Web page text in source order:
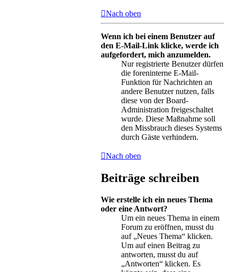
Nach oben
Wenn ich bei einem Benutzer auf
den E-Mail-Link klicke, werde ich
aufgefordert, mich anzumelden.
Nur registrierte Benutzer dürfen
die foreninterne E-Mail-
Funktion für Nachrichten an
andere Benutzer nutzen, falls
diese von der Board-
Administration freigeschaltet
wurde. Diese Maßnahme soll
den Missbrauch dieses Systems
durch Gäste verhindern.
Nach oben
Beiträge schreiben
Wie erstelle ich ein neues Thema
oder eine Antwort?
Um ein neues Thema in einem
Forum zu eröffnen, musst du
auf „Neues Thema“ klicken.
Um auf einen Beitrag zu
antworten, musst du auf
„Antworten“ klicken. Es